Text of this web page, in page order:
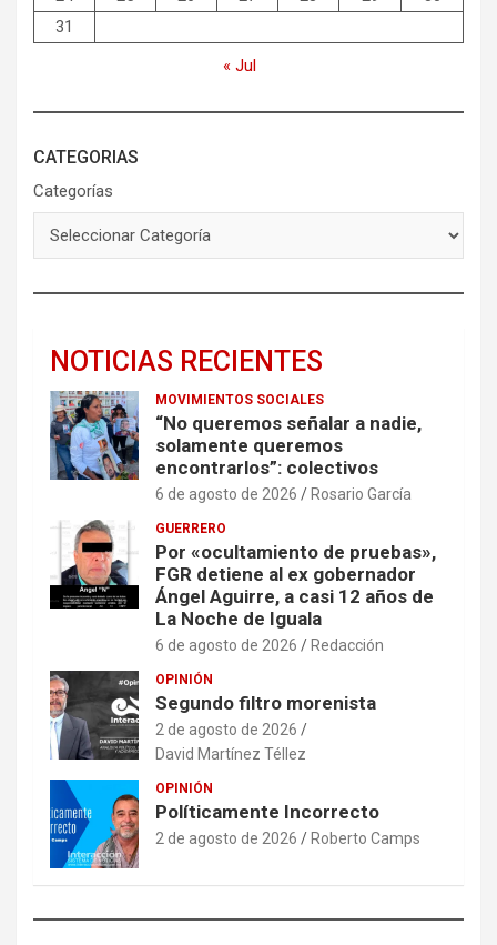
31
« Jul
CATEGORIAS
Categorías
NOTICIAS RECIENTES
MOVIMIENTOS SOCIALES
“No queremos señalar a nadie,
solamente queremos
encontrarlos”: colectivos
6 de agosto de 2026 Rosario García
GUERRERO
Por «ocultamiento de pruebas»,
FGR detiene al ex gobernador
Ángel Aguirre, a casi 12 años de
La Noche de Iguala
6 de agosto de 2026 Redacción
OPINIÓN
Segundo filtro morenista
2 de agosto de 2026
David Martínez Téllez
OPINIÓN
Políticamente Incorrecto
2 de agosto de 2026 Roberto Camps